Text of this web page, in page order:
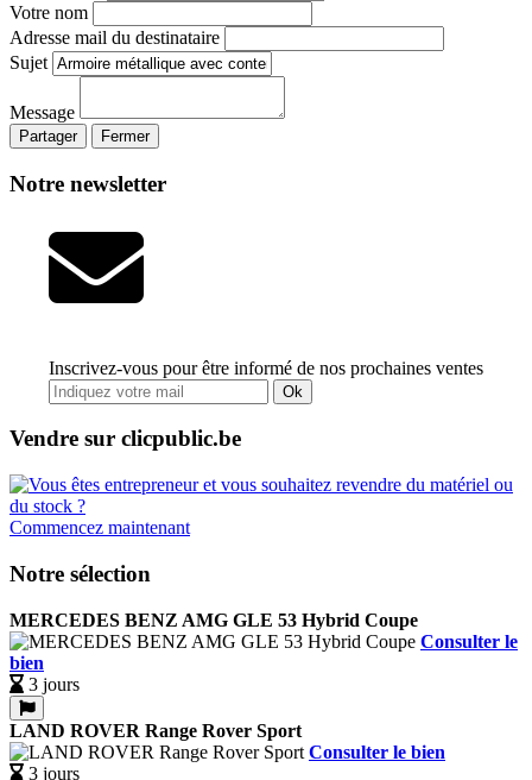
Votre nom
Adresse mail du destinataire
Sujet
Message
Partager Fermer
Notre newsletter
Inscrivez-vous pour être informé de nos prochaines ventes
Ok
Vendre sur clicpublic.be
Commencez maintenant
Notre sélection
MERCEDES BENZ AMG GLE 53 Hybrid Coupe
Consulter le
bien
3 jours
LAND ROVER Range Rover Sport
Consulter le bien
3 jours